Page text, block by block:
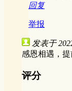
回复
举报
发表于
感恩相遇，提
评分